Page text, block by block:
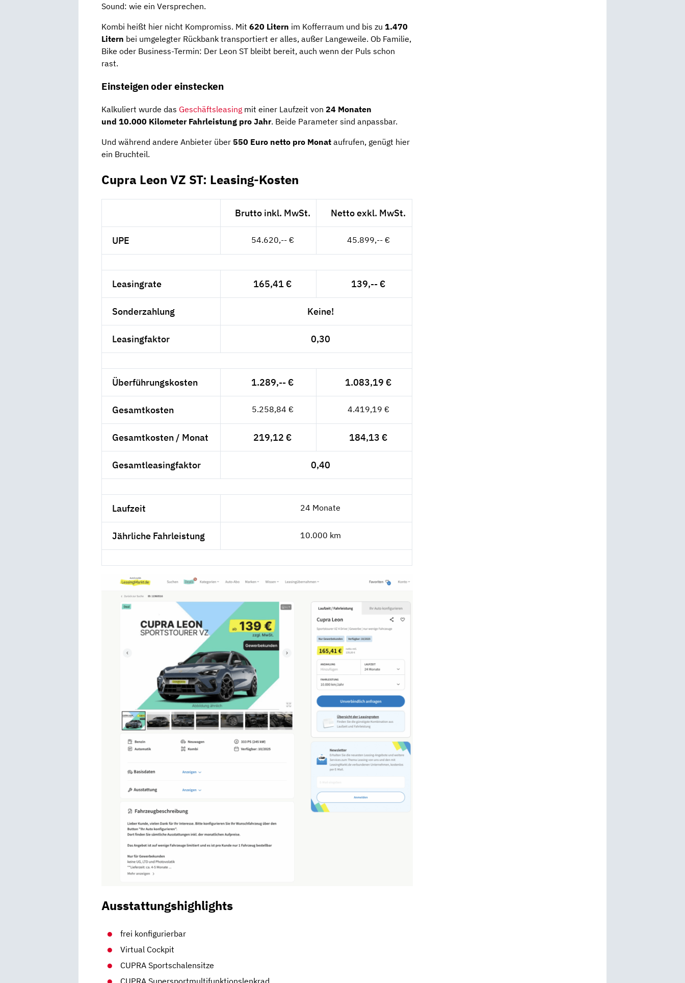
Sound: wie ein Versprechen.
Kombi heißt hier nicht Kompromiss. Mit 620 Litern im Kofferraum und bis zu 1.470
Litern bei umgelegter Rückbank transportiert er alles, außer Langeweile. Ob Familie,
Bike oder Business-Termin: Der Leon ST bleibt bereit, auch wenn der Puls schon
rast.
Einsteigen oder einstecken
Kalkuliert wurde das Geschäftsleasing mit einer Laufzeit von 24 Monaten
und 10.000 Kilometer Fahrleistung pro Jahr. Beide Parameter sind anpassbar.
Und während andere Anbieter über 550 Euro netto pro Monat aufrufen, genügt hier
ein Bruchteil.
Cupra Leon VZ ST: Leasing-Kosten
Brutto inkl. MwSt. Netto exkl. MwSt.
UPE 54.620,-- € 45.899,-- €
Leasingrate 165,41 € 139,-- €
Sonderzahlung Keine!
Leasingfaktor 0,30
Überführungskosten 1.289,-- € 1.083,19 €
Gesamtkosten 5.258,84 € 4.419,19 €
Gesamtkosten / Monat 219,12 € 184,13 €
Gesamtleasingfaktor 0,40
Laufzeit 24 Monate
Jährliche Fahrleistung 10.000 km
Ausstattungshighlights
frei konfigurierbar
Virtual Cockpit
CUPRA Sportschalensitze
CUPRA Supersportmultifunktionslenkrad